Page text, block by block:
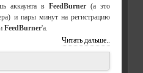
аккаунта в FeedBurner (а это
и пары минут на регистрацию
FeedBurner'а.
Читать дальше..